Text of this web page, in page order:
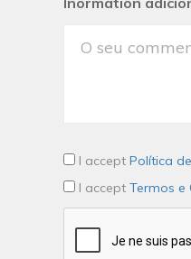
I accept Política
I accept Termos e